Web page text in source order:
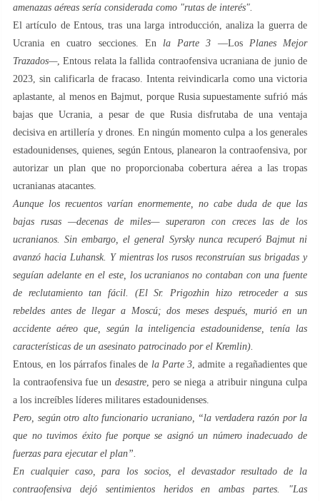
amenazas aéreas sería considerada como "rutas de interés".
El artículo de Entous, tras una larga introducción, analiza la guerra de
Ucrania en cuatro secciones. En la Parte 3 —Los Planes Mejor
Trazados—, Entous relata la fallida contraofensiva ucraniana de junio de
2023, sin calificarla de fracaso. Intenta reivindicarla como una victoria
aplastante, al menos en Bajmut, porque Rusia supuestamente sufrió más
bajas que Ucrania, a pesar de que Rusia disfrutaba de una ventaja
decisiva en artillería y drones. En ningún momento culpa a los generales
estadounidenses, quienes, según Entous, planearon la contraofensiva, por
autorizar un plan que no proporcionaba cobertura aérea a las tropas
ucranianas atacantes.
Aunque los recuentos varían enormemente, no cabe duda de que las
bajas rusas —decenas de miles— superaron con creces las de los
ucranianos. Sin embargo, el general Syrsky nunca recuperó Bajmut ni
avanzó hacia Luhansk. Y mientras los rusos reconstruían sus brigadas y
seguían adelante en el este, los ucranianos no contaban con una fuente
de reclutamiento tan fácil. (El Sr. Prigozhin hizo retroceder a sus
rebeldes antes de llegar a Moscú; dos meses después, murió en un
accidente aéreo que, según la inteligencia estadounidense, tenía las
características de un asesinato patrocinado por el Kremlin).
Entous, en los párrafos finales de la Parte 3, admite a regañadientes que
la contraofensiva fue un desastre, pero se niega a atribuir ninguna culpa
a los increíbles líderes militares estadounidenses.
Pero, según otro alto funcionario ucraniano, “la verdadera razón por la
que no tuvimos éxito fue porque se asignó un número inadecuado de
fuerzas para ejecutar el plan”.
En cualquier caso, para los socios, el devastador resultado de la
contraofensiva dejó sentimientos heridos en ambas partes. "Las